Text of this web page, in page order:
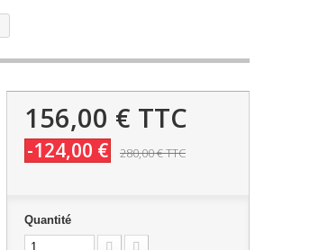
156,00 € TTC
-124,00 € 280,00 €TTC
Quantité